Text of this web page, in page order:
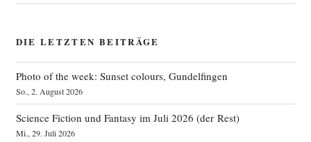
DIE LETZTEN BEITRÄGE
Photo of the week: Sunset colours, Gundelfingen
So., 2. August 2026
Science Fiction und Fantasy im Juli 2026 (der Rest)
Mi., 29. Juli 2026